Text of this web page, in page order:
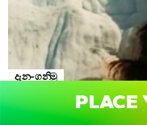
දැන-ගනිමු
ඇන්ටාක්ටිකාවේ ලේ
විද්‍යාඥයන්